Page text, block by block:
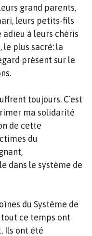
grand parents,
leurs petits-fils
adieu à leurs chéris
le plus sacré: la
présent sur le
toujours. C´est
ma solidarité
de cette
du
dans le système de
du Système de
tout ce temps ont
Ils ont été